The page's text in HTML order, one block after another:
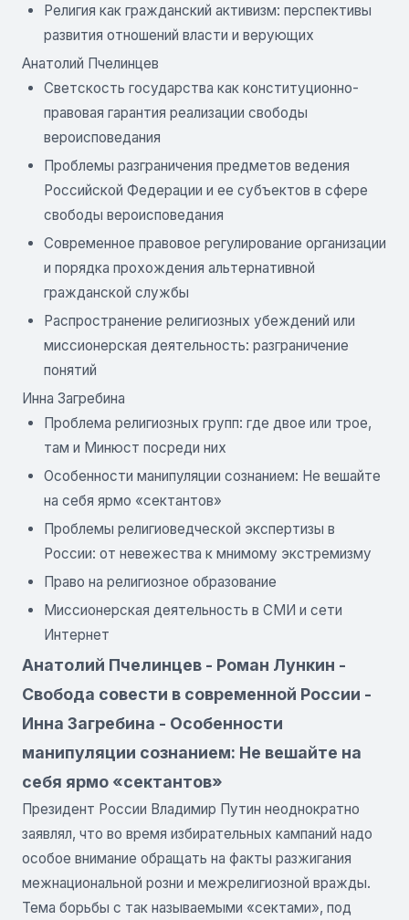
Религия как гражданский активизм: перспективы
развития отношений власти и верующих
Анатолий Пчелинцев
Светскость государства как конституционно-
правовая гарантия реализации свободы
вероисповедания
Проблемы разграничения предметов ведения
Российской Федерации и ее субъектов в сфере
свободы вероисповедания
Современное правовое регулирование организации
и порядка прохождения альтернативной
гражданской службы
Распространение религиозных убеждений или
миссионерская деятельность: разграничение
понятий
Инна Загребина
Проблема религиозных групп: где двое или трое,
там и Минюст посреди них
Особенности манипуляции сознанием: Не вешайте
на себя ярмо «сектантов»
Проблемы религиоведческой экспертизы в
России: от невежества к мнимому экстремизму
Право на религиозное образование
Миссионерская деятельность в СМИ и сети
Интернет
Анатолий Пчелинцев - Роман Лункин -
Свобода совести в современной России -
Инна Загребина - Особенности
манипуляции сознанием: Не вешайте на
себя ярмо «сектантов»
Президент России Владимир Путин неоднократно
заявлял, что во время избирательных кампаний надо
особое внимание обращать на факты разжигания
межнациональной розни и межрелигиозной вражды.
Тема борьбы с так называемыми «сектами», под